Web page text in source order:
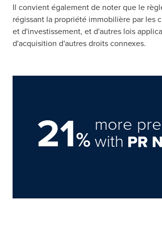
Il convient également de noter que le
régissant la propriété immobilière par les
et d'investissement, et d'autres lois
d'acquisition d'autres droits connexes.
21%
more
with